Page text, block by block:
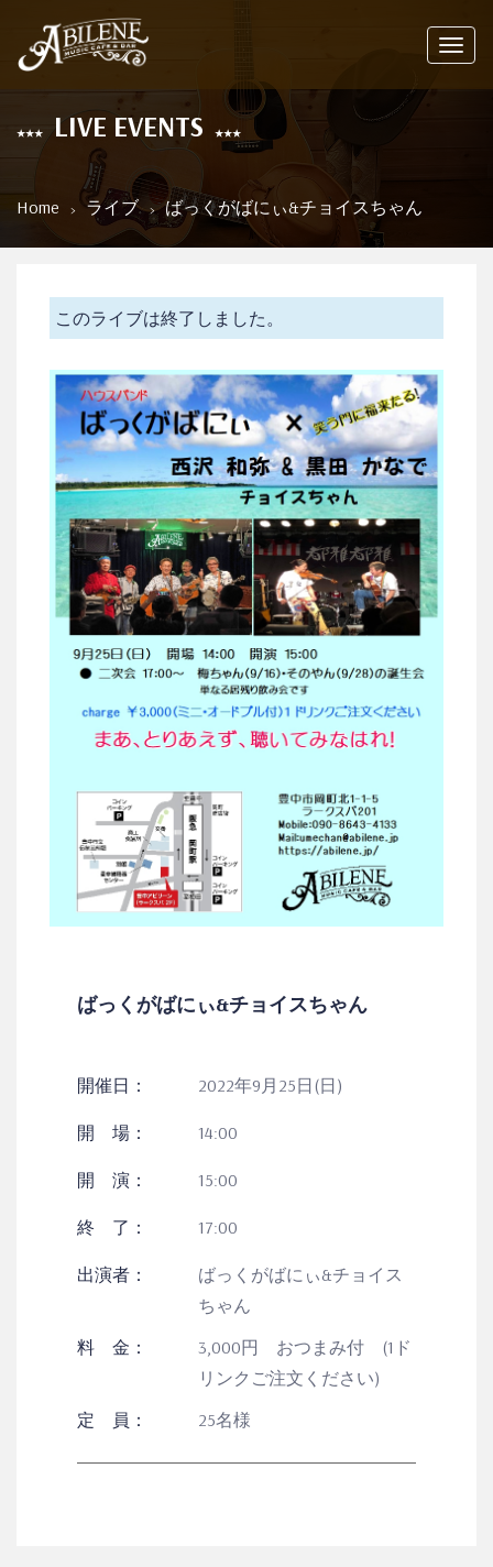
LIVE EVENTS
Home ライブ ばっくがばにぃ&チョイスちゃん
このライブは終了しました。
ばっくがばにぃ&チョイスちゃん
開催日： 2022年9月25日(日)
開 場： 14:00
開 演： 15:00
終 了： 17:00
出演者：
ばっくがばにぃ&チョイス
ちゃん
料 金：
3,000円 おつまみ付 (1ド
リンクご注文ください)
定 員：
25名様